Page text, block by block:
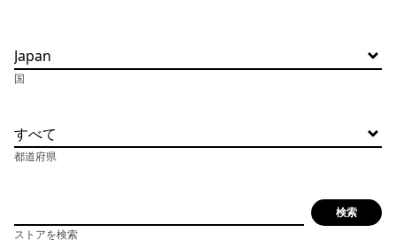
国
都道府県
ストアを検索
検索